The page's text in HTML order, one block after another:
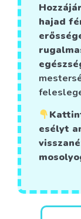
hajad
esélyt